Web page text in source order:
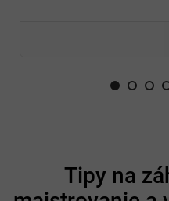
Tipy na